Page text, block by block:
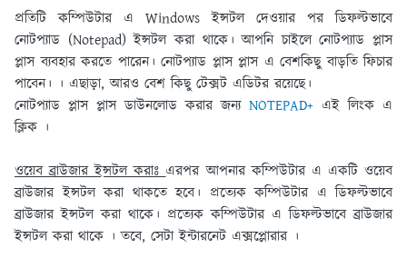
প্রতিটি কম্পিউটার এ Windows ইন্সটল দেওয়ার পর ডিফল্টভাবে
নােটপ্যাড (Notepad) ইন্সটল করা থাকে। আপনি চাইলে নােটপ্যাড প্লাস
প্লাস ব্যবহার করতে পারেন। নােটপ্যাড প্লাস প্লাস এ বেশকিছু বাড়তি ফিচার
পাবেন। । এছাড়া, আরও বেশ কিছু টেক্সট এডিটর রয়েছে।
নােটপ্যাড প্লাস প্লাস ডাউনলােড করার জন্য NOTEPAD+ এই লিংক এ
ক্লিক ।
ওয়েব ব্রাউজার ইন্সটল করাঃএরপর আপনার কম্পিউটার এ একটি ওয়েব
ব্রাউজার ইন্সটল করা থাকতে হবে। প্রত্যেক কম্পিউটার এ ডিফল্টভাবে
ব্রাউজার ইন্সটল করা থাকে। প্রত্যেক কম্পিউটার এ ডিফল্টভাবে ব্রাউজার
ইন্সটল করা থাকে । তবে, সেটা ইন্টারনেট এক্সপ্লোরার ।